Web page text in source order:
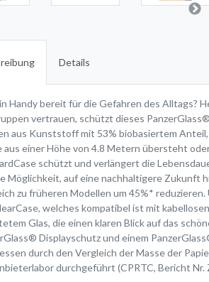
Details
Handy bereit für die Gefahren des Alltags?
vertrauen, schützt dieses
aus Kunststoff mit 53% biobasiertem
aus einer Höhe von 4.8 Metern übersteht
schützt und verlängert die
Möglichkeit, auf eine nachhaltigere Zukunft
zu früheren Modellen um 45%*
welches kompatibel ist mit
Glas, die einen klaren Blick auf das
Displayschutz und einem
durch den Vergleich der Masse der
durchgeführt (CPRTC, Bericht Nr.